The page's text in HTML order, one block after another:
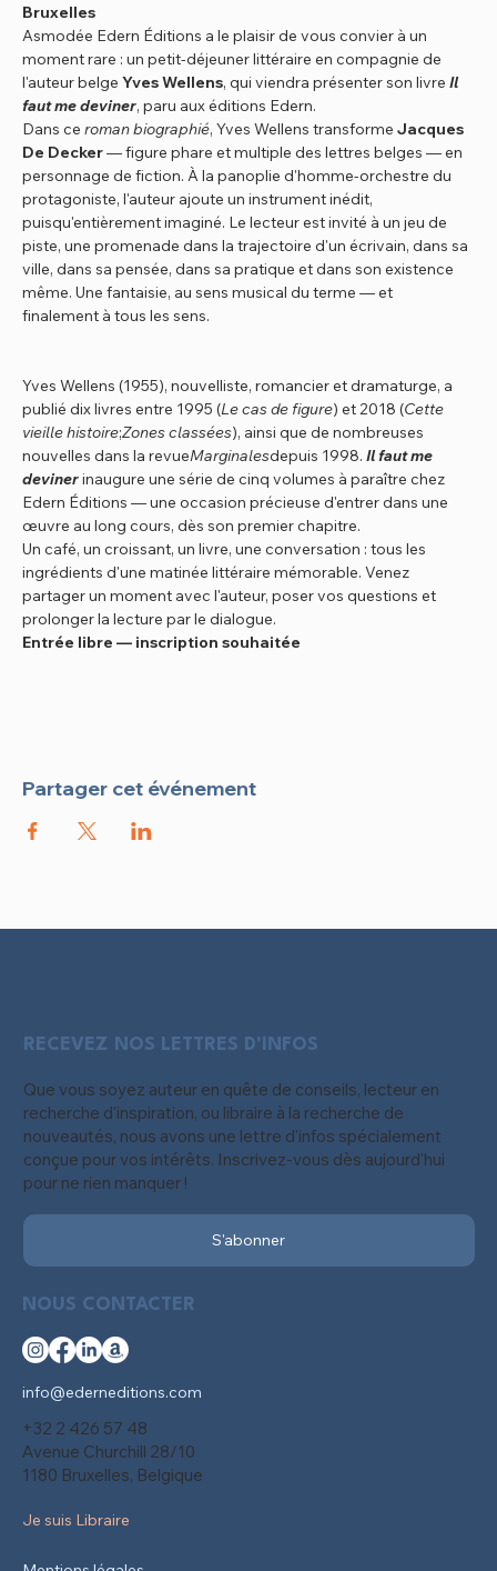
Bruxelles
Asmodée Edern Éditions a le plaisir de vous convier à un
moment rare : un petit-déjeuner littéraire en compagnie de
l'auteur belge Yves Wellens, qui viendra présenter son livre Il
faut me deviner, paru aux éditions Edern.
Dans ce roman biographié, Yves Wellens transforme Jacques
De Decker — figure phare et multiple des lettres belges — en
personnage de fiction. À la panoplie d'homme-orchestre du
protagoniste, l'auteur ajoute un instrument inédit,
puisqu'entièrement imaginé. Le lecteur est invité à un jeu de
piste, une promenade dans la trajectoire d'un écrivain, dans sa
ville, dans sa pensée, dans sa pratique et dans son existence
même. Une fantaisie, au sens musical du terme — et
finalement à tous les sens.
Yves Wellens (1955), nouvelliste, romancier et dramaturge, a
publié dix livres entre 1995 (Le cas de figure) et 2018 (Cette
vieille histoire;Zones classées), ainsi que de nombreuses
nouvelles dans la revueMarginalesdepuis 1998. Il faut me
deviner inaugure une série de cinq volumes à paraître chez
Edern Éditions — une occasion précieuse d'entrer dans une
œuvre au long cours, dès son premier chapitre.
Un café, un croissant, un livre, une conversation : tous les
ingrédients d'une matinée littéraire mémorable. Venez
partager un moment avec l'auteur, poser vos questions et
prolonger la lecture par le dialogue.
Entrée libre — inscription souhaitée
Partager cet événement
NOUS CONTACTER
info@ederneditions.com
+32 2 426 57 48
Avenue Churchill 28/10
1180 Bruxelles, Belgique
Je suis Libraire
RECEVEZ NOS LETTRES D'INFOS
Que vous soyez auteur en quête de conseils, lecteur en
recherche d'inspiration, ou libraire à la recherche de
nouveautés, nous avons une lettre d'infos spécialement
conçue pour vos intérêts. Inscrivez-vous dès aujourd'hui
pour ne rien manquer !
S'abonner